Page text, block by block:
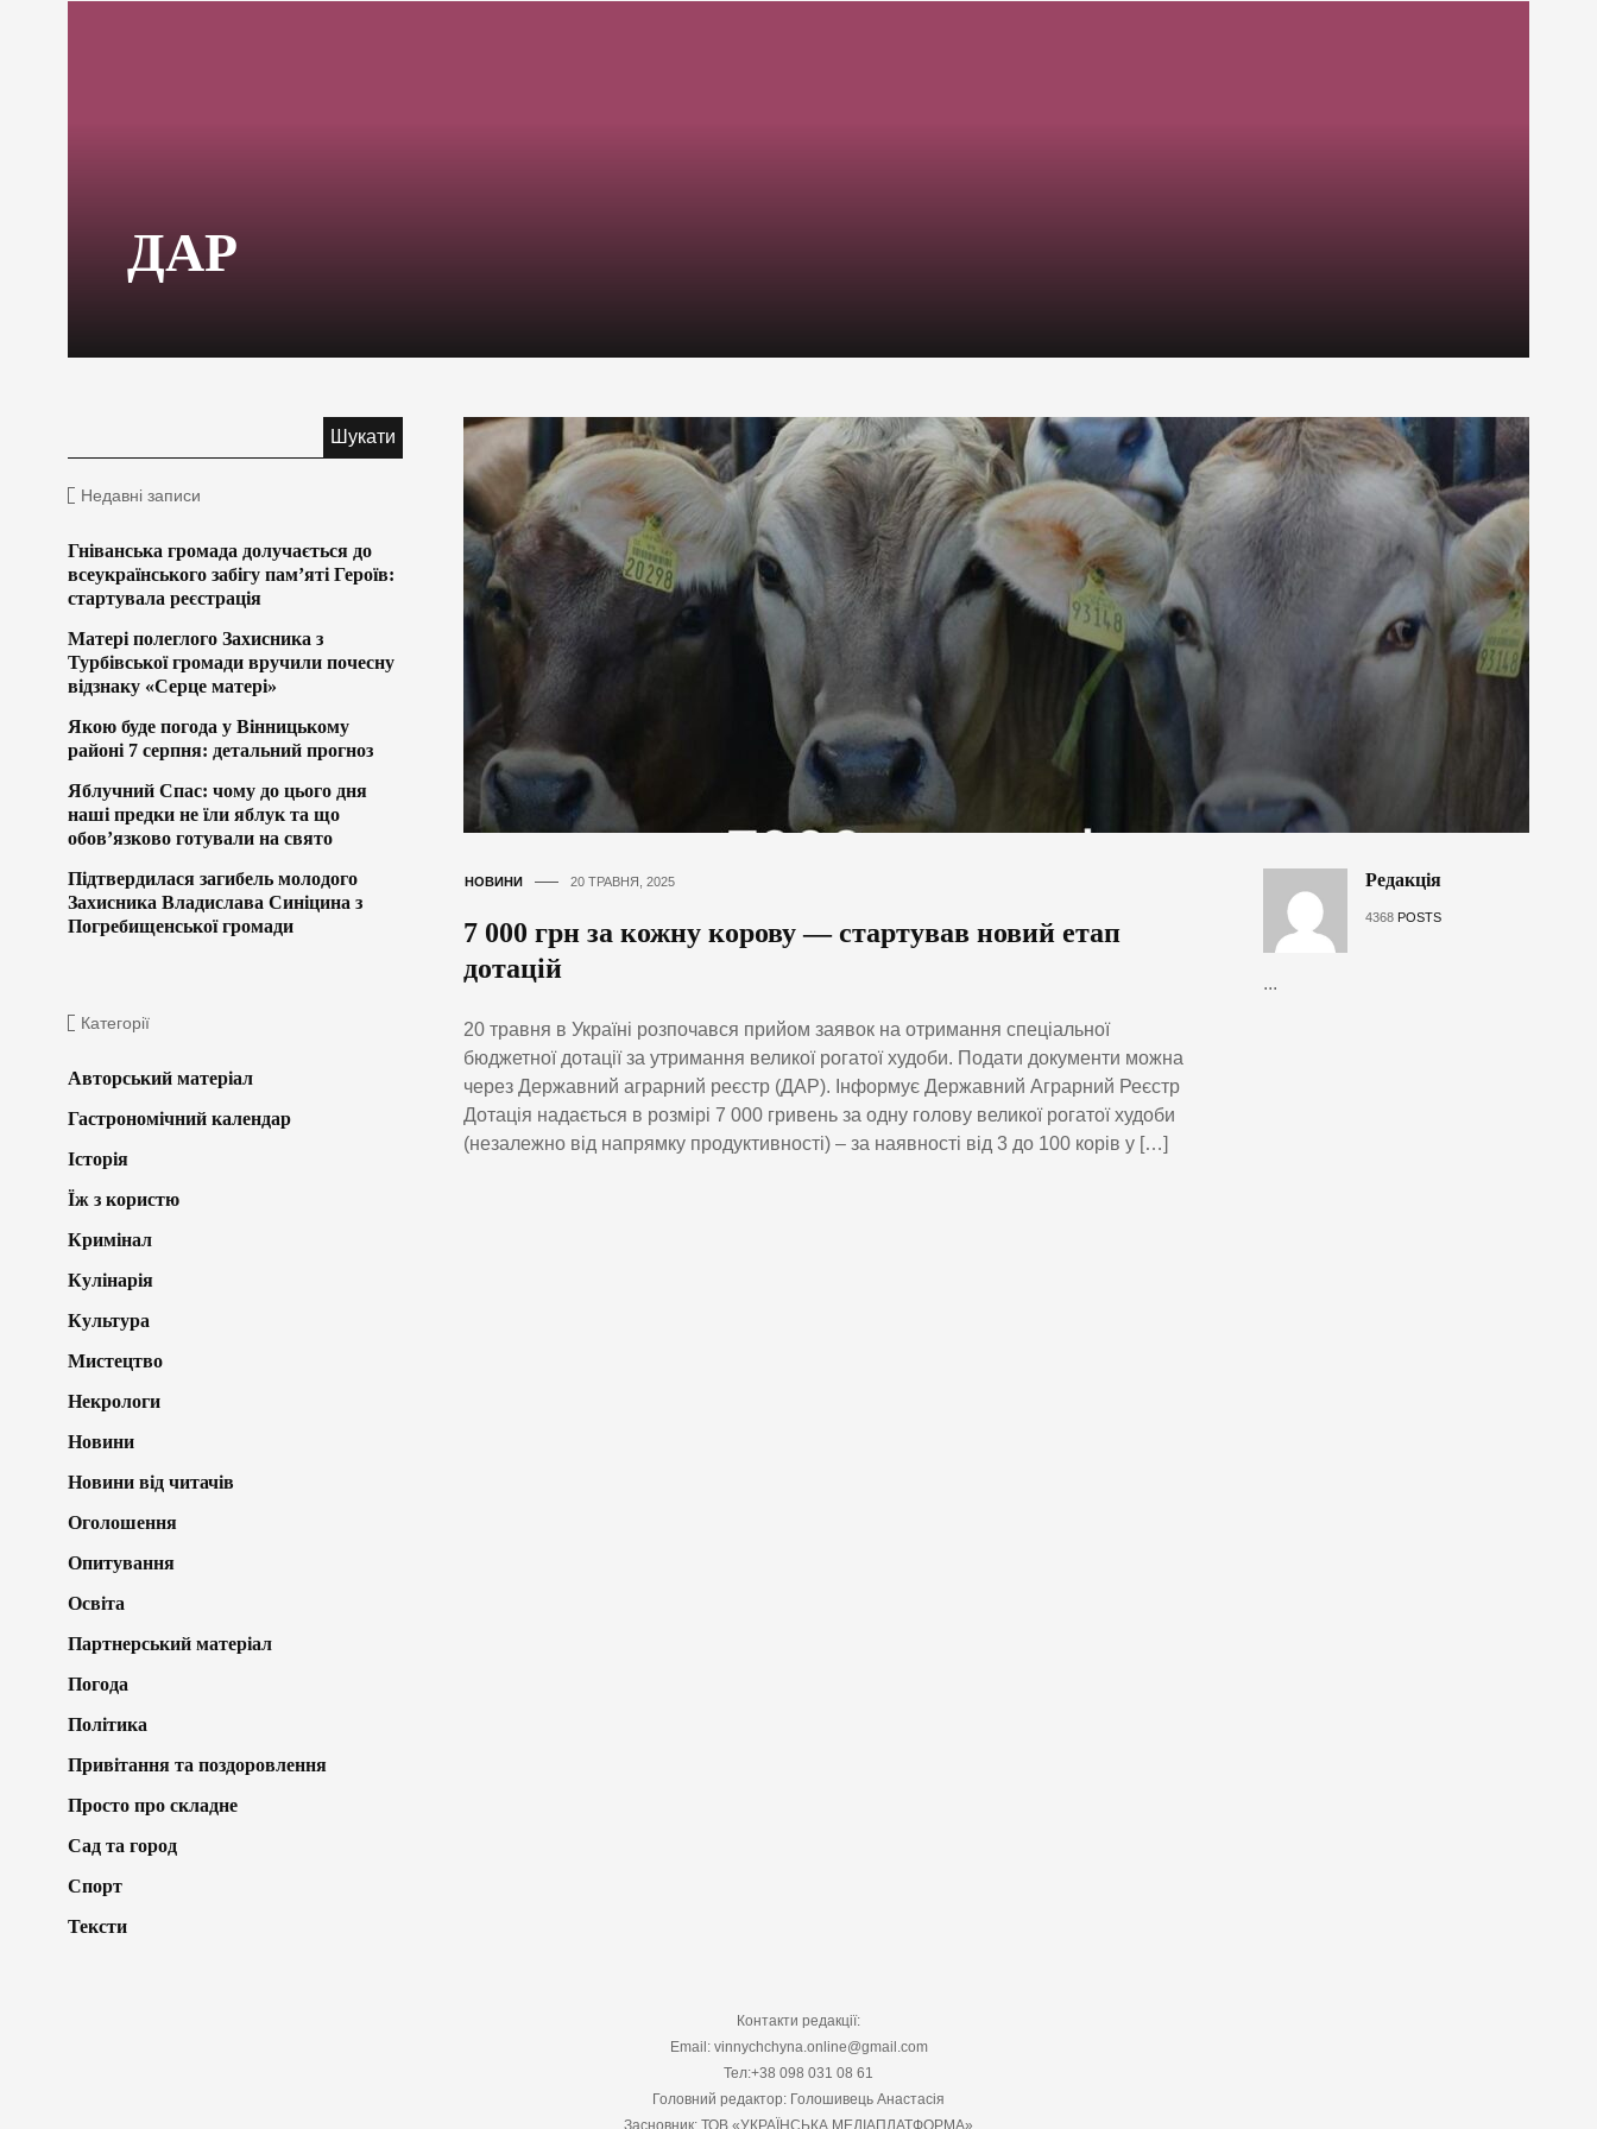
ДАР
НОВИНИ 20 ТРАВНЯ, 2025
7 000 грн за кожну корову — стартував новий етап
дотацій
20 травня в Україні розпочався прийом заявок на отримання спеціальної
бюджетної дотації за утримання великої рогатої худоби. Подати документи можна
через Державний аграрний реєстр (ДАР). Інформує Державний Аграрний Реєстр
Дотація надається в розмірі 7 000 гривень за одну голову великої рогатої худоби
(незалежно від напрямку продуктивності) – за наявності від 3 до 100 корів у […]
Редакція
4368 POSTS
...
Недавні записи
Гніванська громада долучається до
всеукраїнського забігу пам’яті Героїв:
стартувала реєстрація
Матері полеглого Захисника з
Турбівської громади вручили почесну
відзнаку «Серце матері»
Якою буде погода у Вінницькому
районі 7 серпня: детальний прогноз
Яблучний Спас: чому до цього дня
наші предки не їли яблук та що
обов’язково готували на свято
Підтвердилася загибель молодого
Захисника Владислава Синіцина з
Погребищенської громади
Категорії
Авторський матеріал
Гастрономічний календар
Історія
Їж з користю
Кримінал
Кулінарія
Культура
Мистецтво
Некрологи
Новини
Новини від читачів
Оголошення
Опитування
Освіта
Партнерський матеріал
Погода
Політика
Привітання та поздоровлення
Просто про складне
Сад та город
Спорт
Тексти
Контакти редакції:
Email: vinnychchyna.online@gmail.com
Тел:+38 098 031 08 61
Головний редактор: Голошивець Анастасія
Засновник: ТОВ «УКРАЇНСЬКА МЕДІАПЛАТФОРМА»